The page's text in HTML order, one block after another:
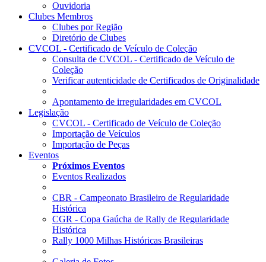
Ouvidoria
Clubes Membros
Clubes por Região
Diretório de Clubes
CVCOL - Certificado de Veículo de Coleção
Consulta de CVCOL - Certificado de Veículo de
Coleção
Verificar autenticidade de Certificados de Originalidade
Apontamento de irregularidades em CVCOL
Legislação
CVCOL - Certificado de Veículo de Coleção
Importação de Veículos
Importação de Peças
Eventos
Próximos Eventos
Eventos Realizados
CBR - Campeonato Brasileiro de Regularidade
Histórica
CGR - Copa Gaúcha de Rally de Regularidade
Histórica
Rally 1000 Milhas Históricas Brasileiras